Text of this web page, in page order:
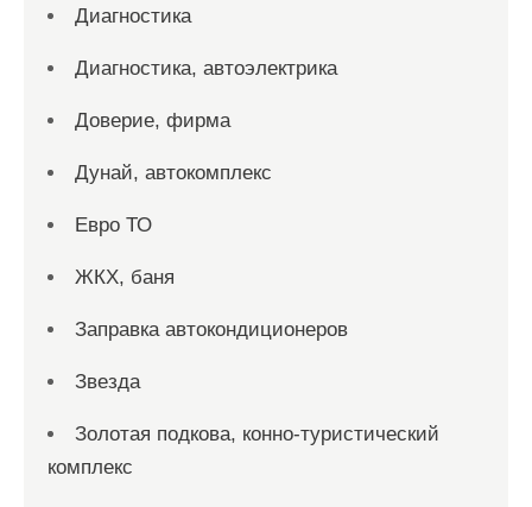
Диагностика
Диагностика, автоэлектрика
Доверие, фирма
Дунай, автокомплекс
Евро ТО
ЖКХ, баня
Заправка автокондиционеров
Звезда
Золотая подкова, конно-туристический
комплекс